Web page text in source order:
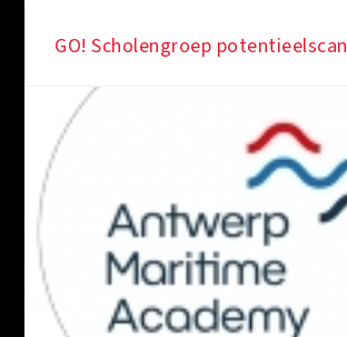
GO! Scholengroep potentieelscan